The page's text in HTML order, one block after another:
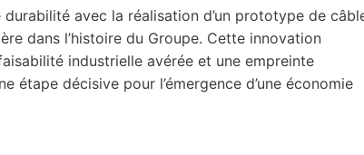
avec la réalisation d’un prototype de
dans l’histoire du Groupe. Cette innovation
industrielle avérée et une empreinte
étape décisive pour l’émergence d’une économie